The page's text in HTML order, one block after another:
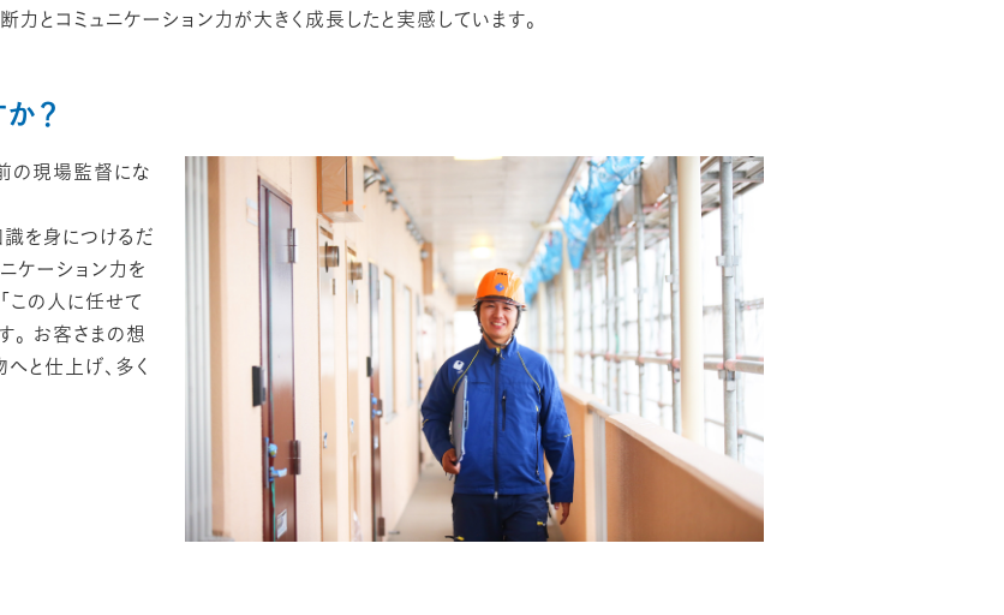
とコミュニケーション力が大きく成長したと実感しています。
？
の現場監督にな
を身につけるだ
ケーション力を
この人に任せて
。 お客さまの想
と仕上げ、多く